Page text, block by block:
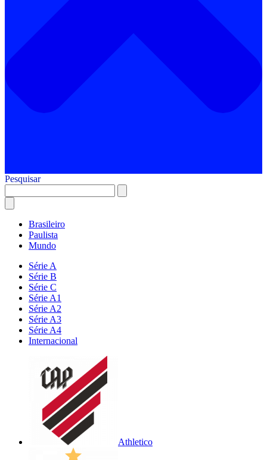
Pesquisar
Brasileiro
Paulista
Mundo
Série A
Série B
Série C
Série A1
Série A2
Série A3
Série A4
Internacional
Athletico